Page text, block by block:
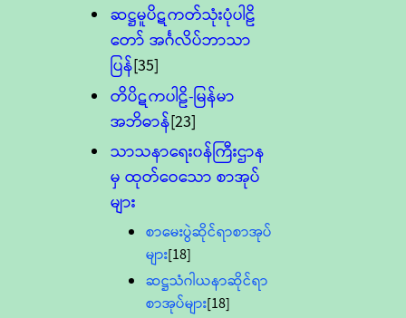
ဆဋ္ဌမူပိဋကတ်သုံးပုံပါဠိ
တော် အင်္ဂလိပ်ဘာသာ
ပြန်[35]
တိပိဋကပါဠိ-မြန်မာ
အဘိဓာန်[23]
သာသနာရေး၀န်ကြီးဌာန
မှ ထုတ်ဝေသော စာအုပ်
များ
စာမေးပွဲဆိုင်ရာစာအုပ်
များ[18]
ဆဋ္ဌသံဂါယနာဆိုင်ရာ
စာအုပ်များ[18]